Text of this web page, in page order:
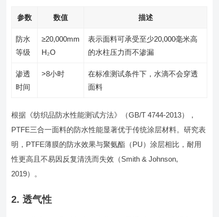
参数 数值 描述
防水
等级
≥20,000mm
H₂O
表示面料可承受至少20,000毫米高
的水柱压力而不渗漏
渗透
时间
>8小时
在标准测试条件下，水滴不会穿透
面料
根据《纺织品防水性能测试方法》（GB/T 4744-2013），
PTFE三合一面料的防水性能显著优于传统涂层材料。研究表
明，PTFE薄膜的防水效果与聚氨酯（PU）涂层相比，耐用
性更高且不易因反复清洗而失效（Smith & Johnson,
2019）。
2. 透气性